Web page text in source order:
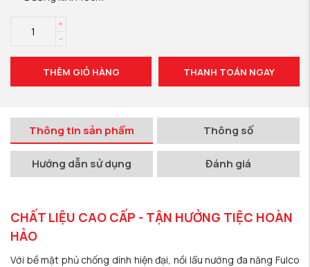
THÊM GIỎ HÀNG THANH TOÁN NGAY
Thông tin sản phẩm Thông số
Hướng dẫn sử dụng Đánh giá
CHẤT LIỆU CAO CẤP - TẬN HƯỞNG TIỆC HOÀN
HẢO
Với bề mặt phủ chống dính hiện đại, nồi lẩu nướng đa năng Fulco